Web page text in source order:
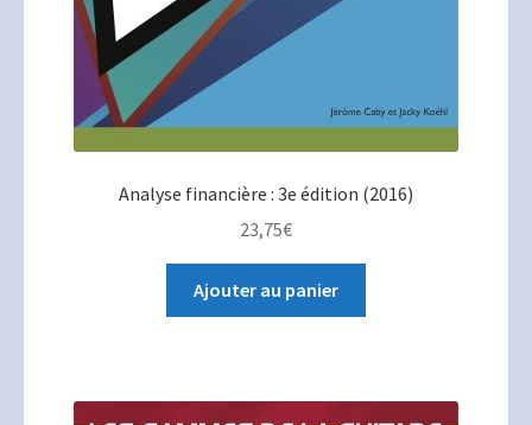
Analyse financière : 3e édition (2016)
23,75€
Ajouter au panier